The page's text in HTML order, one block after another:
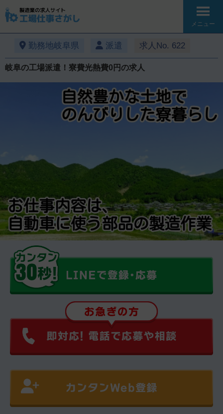
メニュー
勤務地岐阜県 派遣 求人No. 622
岐阜の工場派遣！寮費光熱費0円の求人